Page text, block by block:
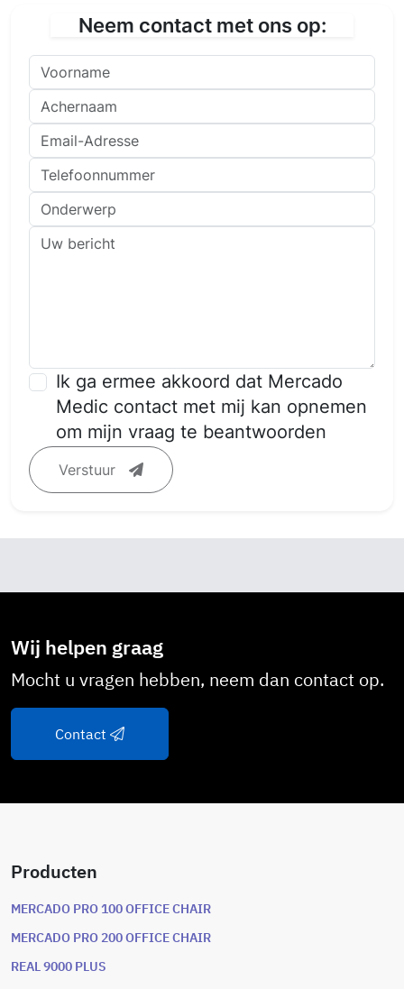
Neem contact met ons op:
Voorname
Achernaam
Email-Adresse
Telefoonnummer
Onderwerp
Uw bericht
Ik ga ermee akkoord dat Mercado
Medic contact met mij kan opnemen
om mijn vraag te beantwoorden
Verstuur
Wij helpen graag
Mocht u vragen hebben, neem dan contact op.
Contact
Producten
MERCADO PRO 100 OFFICE CHAIR
MERCADO PRO 200 OFFICE CHAIR
REAL 9000 PLUS